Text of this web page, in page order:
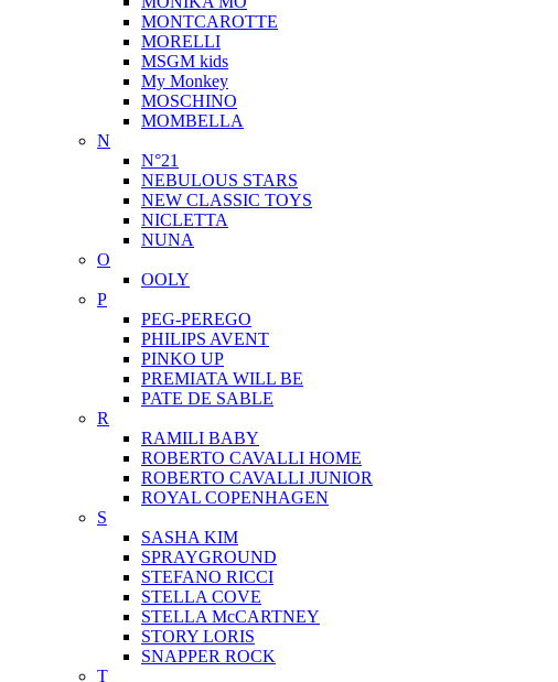
MONTCAROTTE
MORELLI
MSGM kids
My Monkey
MOSCHINO
MOMBELLA
N
N°21
NEBULOUS STARS
NEW CLASSIC TOYS
NICLETTA
NUNA
O
OOLY
P
PEG-PEREGO
PHILIPS AVENT
PINKO UP
PREMIATA WILL BE
PATE DE SABLE
R
RAMILI BABY
ROBERTO CAVALLI HOME
ROBERTO CAVALLI JUNIOR
ROYAL COPENHAGEN
S
SASHA KIM
SPRAYGROUND
STEFANO RICCI
STELLA COVE
STELLA McCARTNEY
STORY LORIS
SNAPPER ROCK
T